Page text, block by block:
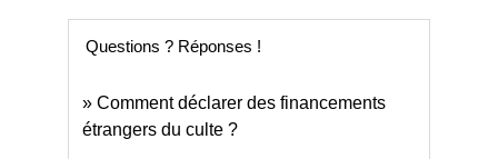
Questions ? Réponses !
Comment déclarer des financements
étrangers du culte ?